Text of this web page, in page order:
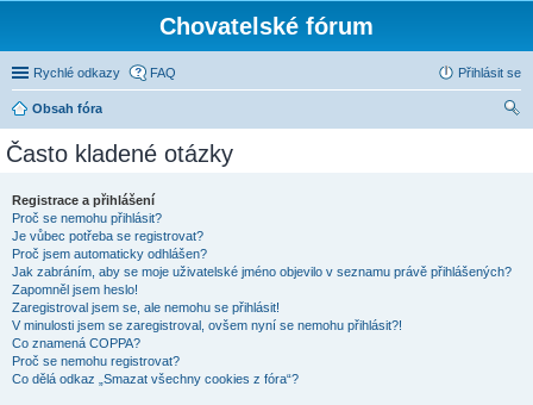
Chovatelské fórum
Rychlé odkazy FAQ Přihlásit se
Obsah fóra
Často kladené otázky
Registrace a přihlášení
Proč se nemohu přihlásit?
Je vůbec potřeba se registrovat?
Proč jsem automaticky odhlášen?
Jak zabráním, aby se moje uživatelské jméno objevilo v seznamu právě přihlášených?
Zapomněl jsem heslo!
Zaregistroval jsem se, ale nemohu se přihlásit!
V minulosti jsem se zaregistroval, ovšem nyní se nemohu přihlásit?!
Co znamená COPPA?
Proč se nemohu registrovat?
Co dělá odkaz „Smazat všechny cookies z fóra“?